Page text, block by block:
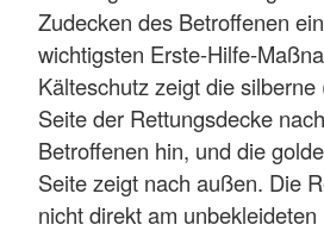
Zudecken des Betroffenen
wichtigsten Erste-Hilfe-
Kälteschutz zeigt die
Seite der Rettungsdecke
Betroffenen hin, und die
Seite zeigt nach außen. Die
nicht direkt am